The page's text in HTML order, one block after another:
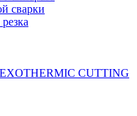
сварки
CUTTING